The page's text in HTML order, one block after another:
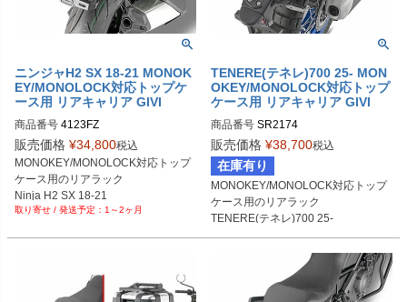
ニンジャH2 SX 18-21 MONOK
EY/MONOLOCK対応トップケ
ース用 リアキャリア GIVI
商品番号 4123FZ
販売価格 ¥34,800税込
MONOKEY/MONOLOCK対応トップ
ケース用のリアラック
Ninja H2 SX 18-21
1～2ヶ月
TENERE(テネレ)700 25- MON
OKEY/MONOLOCK対応トップ
ケース用 リアキャリア GIVI
商品番号 SR2174
販売価格 ¥38,700税込
在庫有り
MONOKEY/MONOLOCK対応トップ
ケース用のリアラック
TENERE(テネレ)700 25-